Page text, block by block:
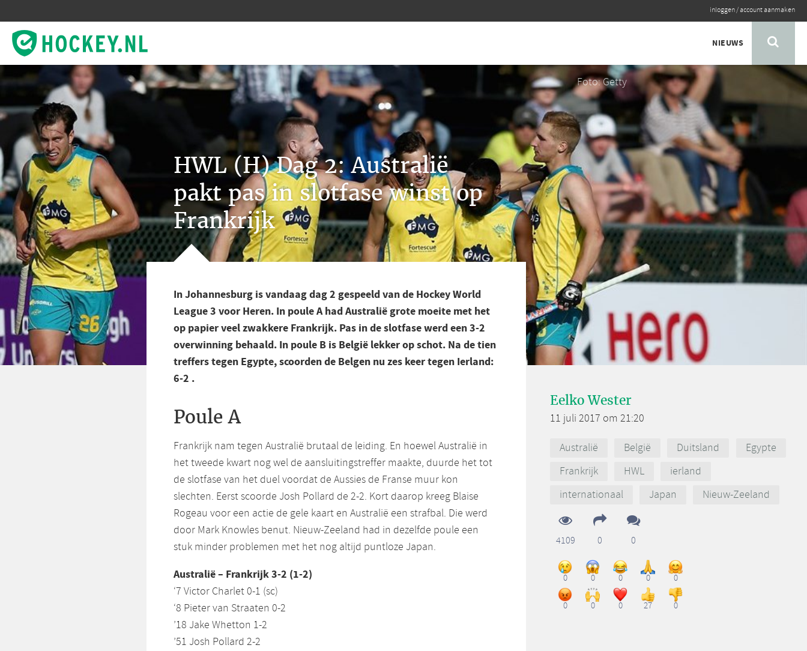
inloggen/account aanmaken
NIEUWS
Foto: Getty
HWL (H) Dag 2: Australië
pakt pas in slotfase winst op
Frankrijk
In Johannesburg is vandaag dag 2 gespeeld van de Hockey World
League 3 voor Heren. In poule A had Australië grote moeite met het
op papier veel zwakkere Frankrijk. Pas in de slotfase werd een 3-2
overwinning behaald. In poule B is België lekker op schot. Na de tien
treffers tegen Egypte, scoorden de Belgen nu zes keer tegen Ierland:
6-2 .
Poule A
Frankrijk nam tegen Australië brutaal de leiding. En hoewel Australië in
het tweede kwart nog wel de aansluitingstreffer maakte, duurde het tot
de slotfase van het duel voordat de Aussies de Franse muur kon
slechten. Eerst scoorde Josh Pollard de 2-2. Kort daarop kreeg Blaise
Rogeau voor een actie de gele kaart en Australië een strafbal. Die werd
door Mark Knowles benut. Nieuw-Zeeland had in dezelfde poule een
stuk minder problemen met het nog altijd puntloze Japan.
Australië – Frankrijk 3-2 (1-2)
‘7 Victor Charlet 0-1 (sc)
‘8 Pieter van Straaten 0-2
’18 Jake Whetton 1-2
’51 Josh Pollard 2-2
Eelko Wester
11 juli 2017 om 21:20
Australië België Duitsland
Egypte
Frankrijk
HWL
ierland
internationaal
Japan Nieuw-Zeeland
4109 0 0
0 0 0 0 0
0 0 0 27 0